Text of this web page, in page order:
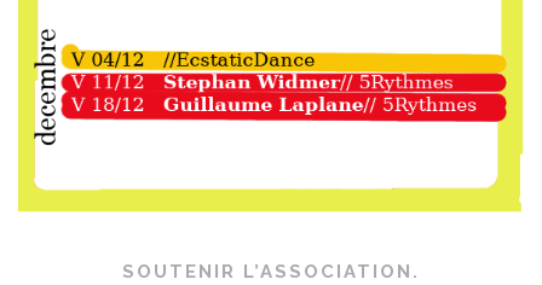
SOUTENIR L’ASSOCIATION.